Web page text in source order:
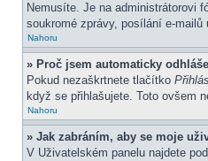
Nemusíte. Je na administrátorovi
soukromé zprávy, posílání e-
Nahoru
» Proč jsem automaticky
Pokud nezaškrtnete tlačítko
když se přihlašujete. Toto ovšem
Nahoru
» Jak zabráním, aby se moje
V Uživatelském panelu najdete